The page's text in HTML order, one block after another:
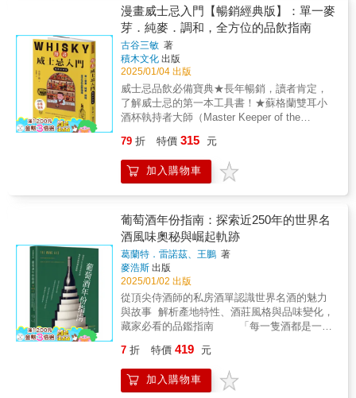
變好吃，還是義大利的酒配了料理變好喝？‧西
班牙有雪莉、德國有冰酒，英國呢？他們只負
責喝 雪莉酒是世界三大烈酒之一，冰酒用結
凍的葡萄釀製，是德國文化招牌。 英國氣候
不適合種葡萄，所以進口其他國家的葡萄酒來
喝。 偏偏不產酒的英國人品酒品到極致，讓
各產地以此為標準， 只要英國人喜歡，就是
一種認證。‧買進葡萄酒不是為了喝，比投資黃
金還值得 阿聯酋航空花五億美金，進行為期
十年的採購計畫，把葡萄酒當期貨投資， 倫
敦國際葡萄酒交易所「Liv-ex」更將100款的葡
萄酒交易價格指數化， 當然，商品一旦熱
門，假貨開始橫行，專賣假酒的美國商人魯
迪， 還曾創下兩天之內2,600萬美元的成交
必學的基本功和商業禮儀，像是：正確的試飲
方法S步驟，讓你可以假掰的說口感，不再只會
說「好喝」，最常見的兩種瓶身：聳肩瓶與垂
肩瓶，有什麼特殊用意？標籤應該怎麼解讀？
怎麼保存？為什麼葡萄酒絕對不能倒滿？新手
入門、品賞、佐餐，商業收藏、投資，請客送
禮……從酒標到酒杯，懂這些就夠。
內含】HOW TO USE THE 「Tasting Journal
：《Whisky Journey: From History to
Tasting》」（１）威士忌歷程：從歷史到品
味・使用說明 / Instruction・威士忌簡史 / A
little bit of whisky history・威士忌基礎知識 /
From basic to classic・風味基礎知識 /
Flavour 101・品飲教學 / Easy way to enjoy a
perfect dram・簡稱及專有名詞 / Lingo
notes・酒友聯絡簿 /Let's get tipsy again・個
人資料 / Just in case（２）經典硬殼品飲筆記
【Point 1‧高質感硬殼封面，耐磨保護性高】德
藝之美。【Point 2‧尺寸為好攜帶的口袋大小】
11.5*18cm是最適合酒友攜帶及書寫的尺寸，可
以隨身攜帶補充威士忌知識、隨時皆能記錄自
己的品飲筆記。【Point 3‧書籍印刷以蘇格蘭泥
煤褐與艾雷島寧靜黑2色印刷】本書內頁採用進
口紙張，具有厚磅度的內頁紙張可用鋼筆書
寫。內容與筆記以蘇格蘭泥煤褐色、艾雷島寧
靜黑細膩印刷。【Point 4‧書籍可平攤‧附贈書籤
繩2條】本書紙張雖厚，但依然可以平攤書寫，
方便讀者閱讀及記錄。隨書附贈蘇格蘭泥煤褐
面，搭配書籍質感加分。
°⌖꙳✧˖°⌖꙳✧˖°⌖꙳✧˖°⌖꙳✧˖°這樣的你，需要本
是意外清爽呢。」「用古傳製法，所以很美
味。」「素材是有機蔬菜，真好吃呀。」你是
不是也常這樣形容飲食的美味呢？但是這樣的
說法，實際上完全沒有傳達出什麼具體內容。
料理本身到底是怎樣的味道、香氣，幾乎徹頭
徹尾沒有提及，所用的形容詞也無法與美味劃
上等號。我們平時用以表達「美味」的用字遣
詞，大部分都沒能切中要點，而許多不經思考
的俗套句型，加上先入為主的成見束縛，根本
無法準確表達真正的感受。世界冠軍侍酒師田
教我們如何將抽象的感覺轉化為精確的語言表
現，透過鍛鍊五官敏銳度，自然習得專業侍酒
師應該具備的表現能力，同時認清迷惑人心的
漫畫威士忌入門【暢銷經典版】：單一麥
芽．純麥．調和，全方位的品飲指南
古谷三敏 著
積木文化 出版
2025/01/04 出版
威士忌品飲必備寶典★長年暢銷，讀者肯定，
了解威士忌的第一本工具書！★蘇格蘭雙耳小
酒杯執持者大師（Master Keeper of the
理，到世界各國威士忌品牌特寫與行家限定的
品飲門道，所有威士忌資訊都在這裡！想要品
飲威士忌卻又不知從何開始？那就絕對不能錯
古谷三敏以輕鬆活潑的圖像為介面，教你看漫
畫就能學到嚴謹專業的品飲知識，此外更有上
百種各式威士忌的風味剖析，所有你最想知道
的威士忌資訊，都一應俱全。不論是威士忌鑑
賞專家，或是對威士忌剛產生好奇的入門菜
鳥，本書都能讓人回味無窮，輕鬆進入豐富美
好的威士忌世界。一杯完美威士忌的誕生麥芽˙
糖化˙發酵˙蒸餾˙熟成˙調和世界五大威士忌產地
攻略蘇格蘭˙愛爾蘭˙美國˙加拿大˙日本各國經典
威士忌品牌巡禮麥卡倫˙格蘭菲迪˙格蘭利威˙百
瓶˙余市……行家限定的品飲門道四種基礎品飲
法找到自己最愛的酒杯成為最受尊敬的酒吧名
79 折 特價 315 元
加入購物車
葡萄酒年份指南：探索近250年的世界名
酒風味奧秘與崛起軌跡
葛蘭特．雷諾茲、王鵬 著
麥浩斯 出版
2025/01/02 出版
從頂尖侍酒師的私房酒單認識世界名酒的魅力
與故事 解析產地特性、酒莊風格與品味變化，
藏家必看的品鑑指南 「每一隻酒都是一個
天空或滂沱暴雨，這樣的變化也是葡萄酒存在
的根本理由。」酒類專家齊聲推薦• 味道筆記本
｜Sabrina• 瓶中信葡萄酒品牌創辦人｜沈芸可
7 折 特價 419 元
加入購物車